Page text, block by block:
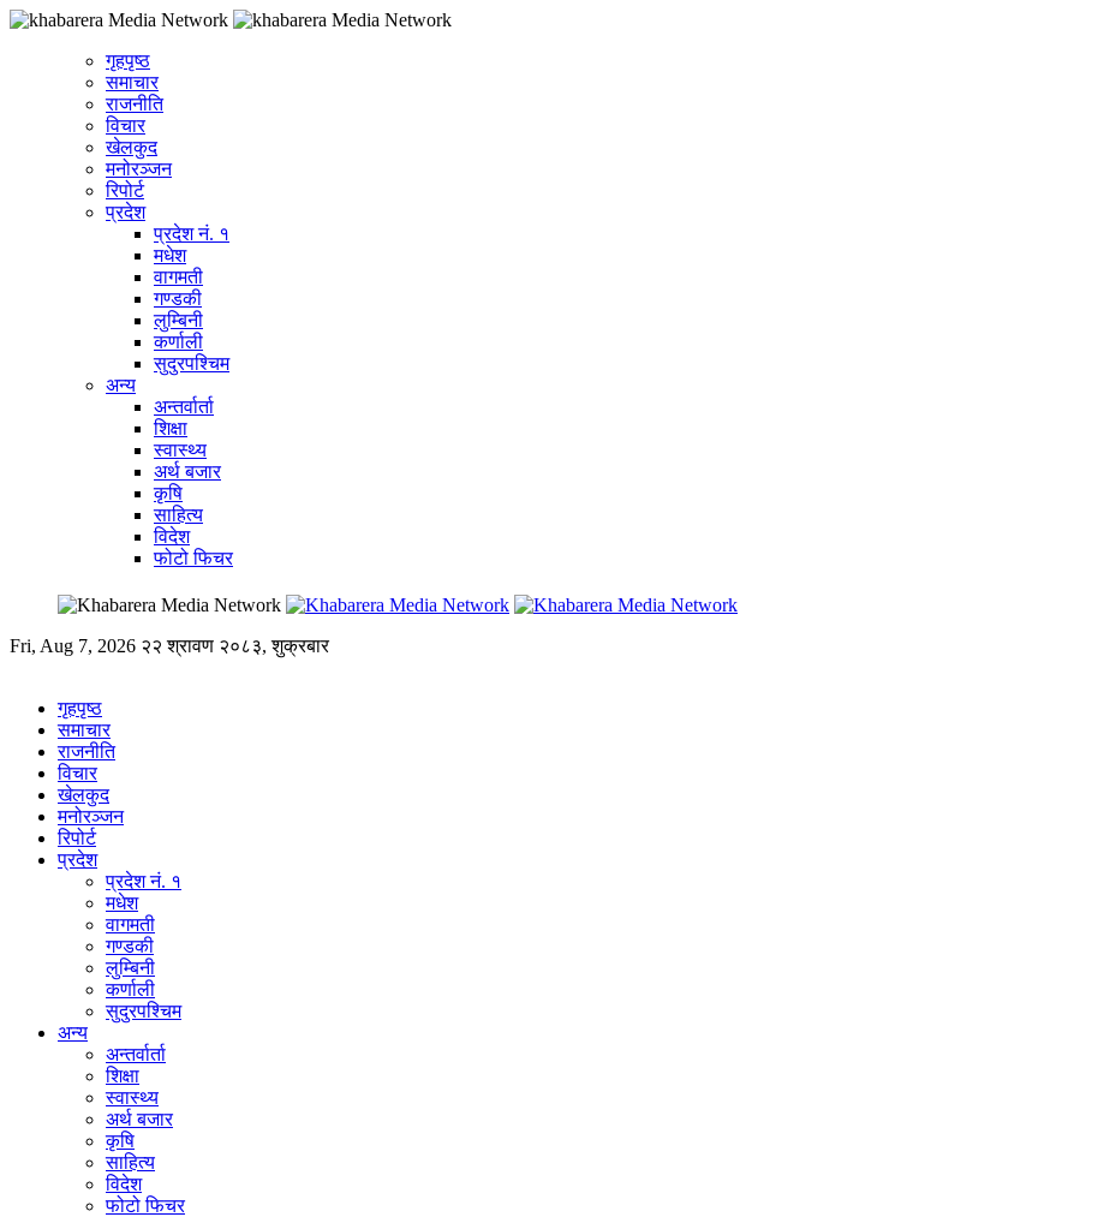
गृहपृष्ठ
समाचार
राजनीति
विचार
खेलकुद
मनोरञ्जन
रिपोर्ट
प्रदेश
प्रदेश नं. १
मधेश
वागमती
गण्डकी
लुम्बिनी
कर्णाली
सुदुरपश्चिम
अन्य
अन्तर्वार्ता
शिक्षा
स्वास्थ्य
अर्थ बजार
कृषि
साहित्य
विदेश
फोटो फिचर
Fri, Aug 7, 2026 २२ श्रावण २०८३, शुक्रबार
गृहपृष्ठ
समाचार
राजनीति
विचार
खेलकुद
मनोरञ्जन
रिपोर्ट
प्रदेश
प्रदेश नं. १
मधेश
वागमती
गण्डकी
लुम्बिनी
कर्णाली
सुदुरपश्चिम
अन्य
अन्तर्वार्ता
शिक्षा
स्वास्थ्य
अर्थ बजार
कृषि
साहित्य
विदेश
फोटो फिचर